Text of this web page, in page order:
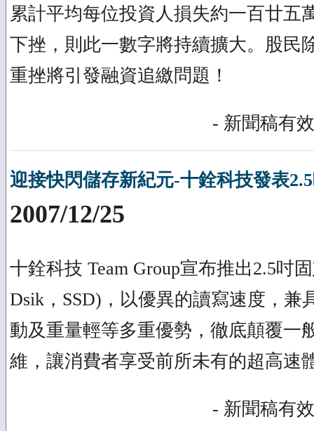
累計平均每位投資人損失約一百廿五
下挫，則此一數字將持續擴大。股民
重挫將引發融資追繳問題！
- 新聞稿有
迎接快閃儲存新紀元-十銓科技發表
2007/12/25
十銓科技 Team Group宣布推出2.5吋
Dsik，SSD)，以優異的讀寫速度，兼
動及重量輕等多重優勢，徹底顛覆一
維，讓消費者享受前所未有的超高速
- 新聞稿有